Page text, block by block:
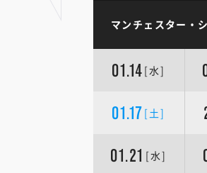
マンチェスター・
01.14 [水]
01.17 [土]
01.21 [水]